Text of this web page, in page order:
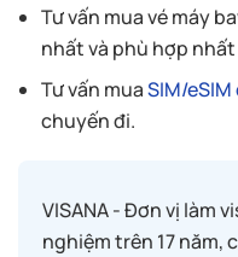
Tư vấn mua vé máy
nhất và phù hợp nhất
Tư vấn muaSIM/
chuyến đi.
VISANA - Đơn vị làm
nghiệm trên 17 năm,